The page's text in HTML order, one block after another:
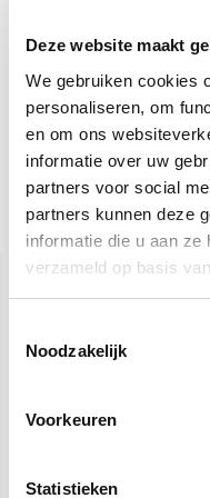
Deze website maakt
We gebruiken cookies
personaliseren, om
en om ons
informatie over uw
partners voor social
partners kunnen deze
informatie die u aan
verzameld op basis
Noodzakelijk
Voorkeuren
Statistieken
Gerelateerde